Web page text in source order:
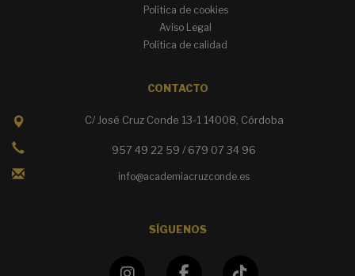
Política de cookies
Aviso Legal
Política de calidad
CONTACTO
C/ José Cruz Conde 13-1 14008, Córdoba
957 49 22 59 / 679 07 34 96
info@academiacruzconde.es
SÍGUENOS